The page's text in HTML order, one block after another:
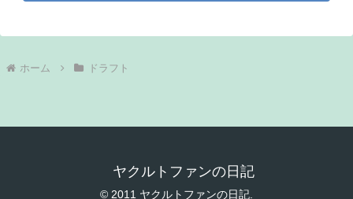
ホーム ドラフト
ヤクルトファンの日記
© 2011 ヤクルトファンの日記.